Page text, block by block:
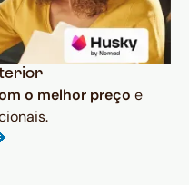
o melhor preço e